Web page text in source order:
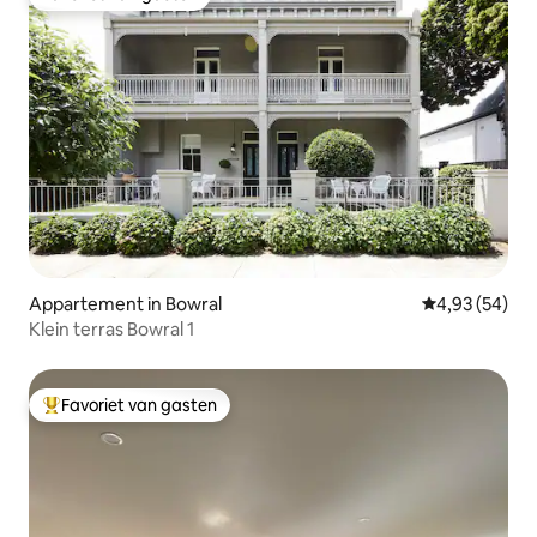
Appartement in Bowral Gemiddelde
4,93 (54)
Klein terras Bowral 1
Topfavoriet van gasten
Favoriet van gasten